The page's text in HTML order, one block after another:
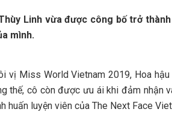
Linh vừa được công bố trở
mình.
vị Miss World Vietnam 2019, Hoa
thế, cô còn được ưu ái khi đảm nhận
huấn luyện viên của The Next Face